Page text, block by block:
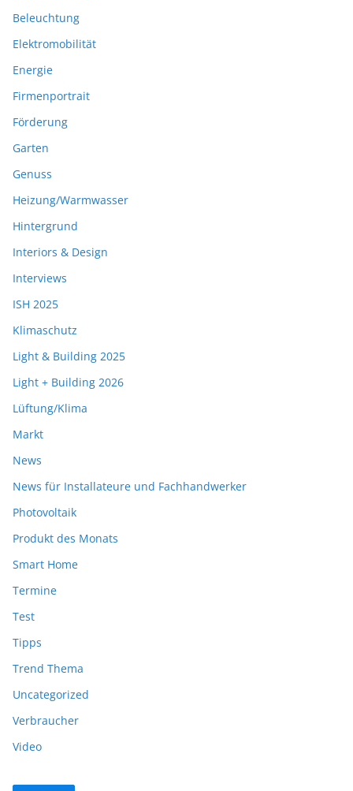
Beleuchtung
Elektromobilität
Energie
Firmenportrait
Förderung
Garten
Genuss
Heizung/Warmwasser
Hintergrund
Interiors & Design
Interviews
ISH 2025
Klimaschutz
Light & Building 2025
Light + Building 2026
Lüftung/Klima
Markt
News
News für Installateure und Fachhandwerker
Photovoltaik
Produkt des Monats
Smart Home
Termine
Test
Tipps
Trend Thema
Uncategorized
Verbraucher
Video